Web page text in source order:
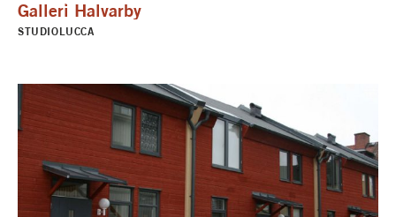
Galleri Halvarby
STUDIOLUCCA